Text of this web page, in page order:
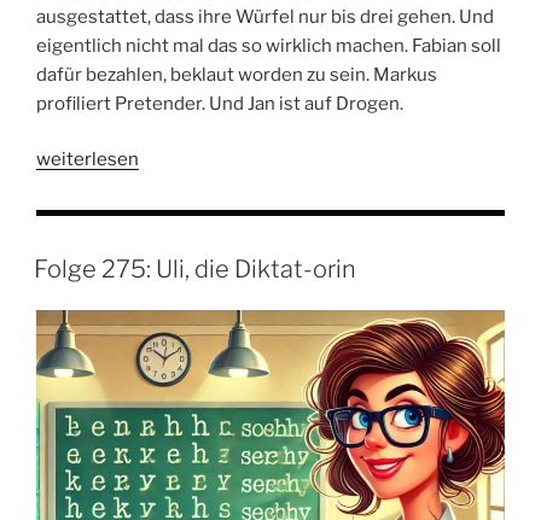
ausgestattet, dass ihre Würfel nur bis drei gehen. Und
eigentlich nicht mal das so wirklich machen. Fabian soll
dafür bezahlen, beklaut worden zu sein. Markus
profiliert Pretender. Und Jan ist auf Drogen.
„Folge
Jan
Bein
weiterlesen
Folge 275: Uli, die Diktat-orin